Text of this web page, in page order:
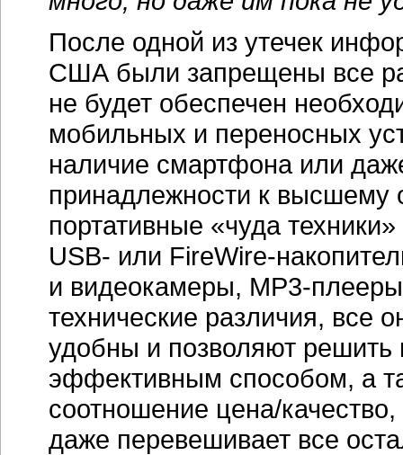
После одной из утечек
США были запрещены все
не будет обеспечен
мобильных и переносных
наличие смартфона или
принадлежности к высшему
портативные «чуда
USB- или FireWire-
и видеокамеры, MP3-
технические различия, все
удобны и позволяют
эффективным способом, а
соотношение цена/
даже перевешивает все